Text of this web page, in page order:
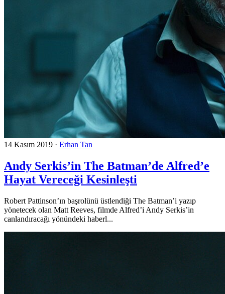
14 Kasım 2019 · Erhan Tan
Andy Serkis’in The Batman’de Alfred’e
Hayat Vereceği Kesinleşti
Robert Pattinson’ın başrolünü üstlendiği The Batman’i yazıp
yönetecek olan Matt Reeves, filmde Alfred’i Andy Serkis’in
canlandıracağı yönündeki haberl...